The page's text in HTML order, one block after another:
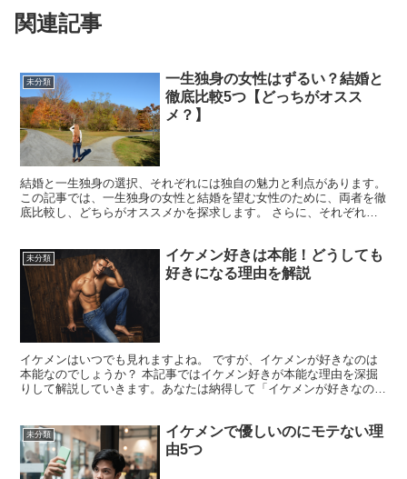
関連記事
未分類
一生独身の女性はずるい？結婚と
徹底比較5つ【どっちがオスス
メ？】
結婚と一生独身の選択、それぞれには独自の魅力と利点があります。
この記事では、一生独身の女性と結婚を望む女性のために、両者を徹
底比較し、どちらがオススメかを探求します。 さらに、それぞれの
未分類
イケメン好きは本能！どうしても
好きになる理由を解説
イケメンはいつでも見れますよね。 ですが、イケメンが好きなのは
本能なのでしょうか？ 本記事ではイケメン好きが本能な理由を深掘
りして解説していきます。あなたは納得して「イケメンが好きなのは
未分類
イケメンで優しいのにモテない理
由5つ